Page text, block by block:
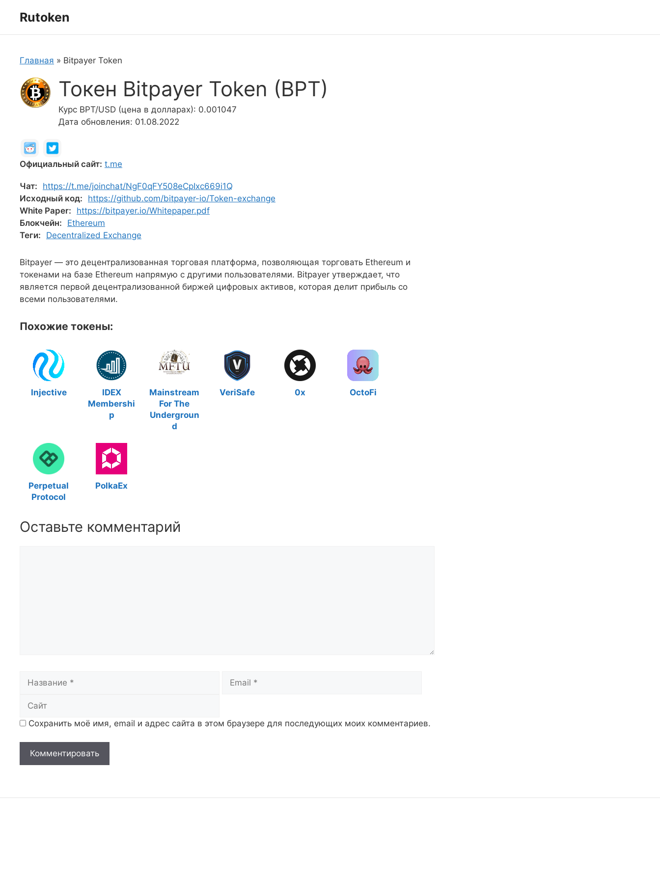
Rutoken
Главная » Bitpayer Token
Токен Bitpayer Token (BPT)
Курс BPT/USD (цена в долларах): 0.001047
Дата обновления: 01.08.2022
Официальный сайт: t.me
Чат:
https://t.me/joinchat/NgF0qFY508eCpIxc669i1Q
Исходный код:
https://github.com/bitpayer-io/Token-exchange
White Paper:
https://bitpayer.io/Whitepaper.pdf
Блокчейн:
Ethereum
Теги:
Decentralized Exchange
Bitpayer — это децентрализованная торговая платформа, позволяющая торговать Ethereum и
токенами на базе Ethereum напрямую с другими пользователями. Bitpayer утверждает, что
является первой децентрализованной биржей цифровых активов, которая делит прибыль со
всеми пользователями.
Похожие токены:
Injective
IDEX
Membershi
p
Mainstream
For The
Undergroun
d
VeriSafe 0x OctoFi
Perpetual
Protocol
PolkaEx
Оставьте комментарий
Сохранить моё имя, email и адрес сайта в этом браузере для последующих моих комментариев.